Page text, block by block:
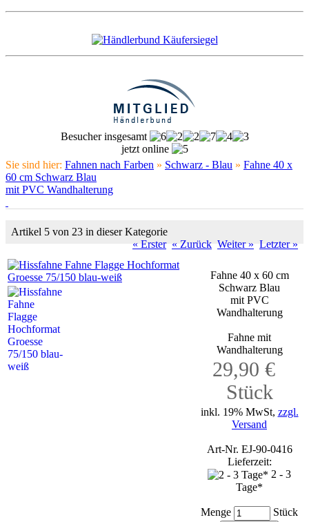
Besucher insgesamt
jetzt online
Sie sind hier: Fahnen nach Farben » Schwarz - Blau » Fahne 40 x
60 cm Schwarz Blau
mit PVC Wandhalterung
Artikel 5 von 23 in dieser Kategorie
« Erster « Zurück Weiter » Letzter »
Fahne 40 x 60 cm
Schwarz Blau
mit PVC
Wandhalterung
Fahne mit
Wandhalterung
29,90 €
Stück
inkl. 19% MwSt, zzgl.
Versand
Art-Nr. EJ-90-0416
Lieferzeit:
2 - 3
Tage*
Menge Stück